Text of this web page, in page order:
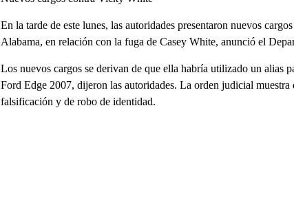
En la tarde de este lunes, las autoridades presentaron nuevos
Alabama, en relación con la fuga de Casey White, anunció el
Los nuevos cargos se derivan de que ella habría utilizado un alias
Ford Edge 2007, dijeron las autoridades. La orden judicial
falsificación y de robo de identidad.